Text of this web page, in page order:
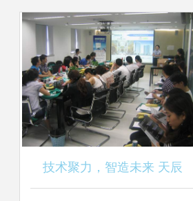
流
技术聚力，智造未来 天辰